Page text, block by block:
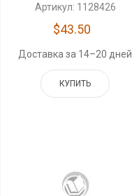
Артикул: 1128426
$43.50
Доставка за 14–20 дней
КУПИТЬ